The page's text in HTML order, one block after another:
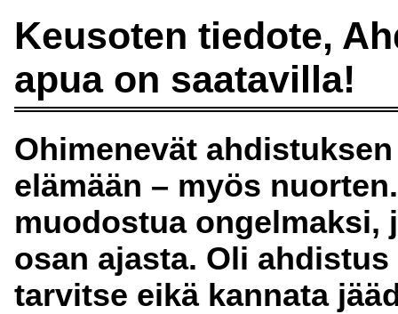
Keusoten tiedote,
apua on saatavilla!
Ohimenevät
elämään – myös
muodostua ongelmaksi,
osan ajasta. Oli
tarvitse eikä kannata